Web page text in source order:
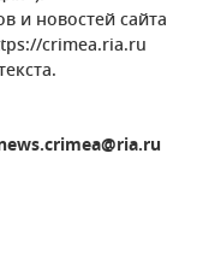
и новостей сайта
crimea.ria.ru